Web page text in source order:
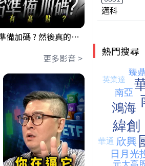
【噴吧】V轉的開始，準備加碼 ? 然後真的還有高點 ?｜ 盤後講股 Mr.永年 李 2026 / 08 / 05
更多影音 >
邁科
熱門搜尋